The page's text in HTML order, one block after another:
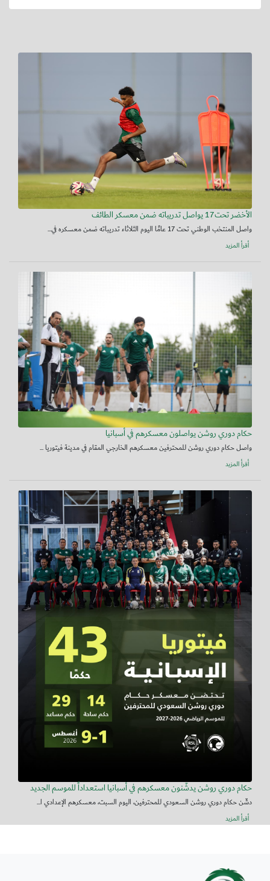
الأخضر تحت17 يواصل تدريباته ضمن معسكر الطائف
واصل المنتخب الوطني تحت 17 عامًا اليوم الثلاثاء تدريباته ضمن معسكره في...
أقرأ المزيد
حكام دوري روشن يواصلون معسكرهم في أسبانيا
واصل حكام دوري روشن للمحترفين معسكرهم الخارجي المقام في مدينة فيتوريا ...
أقرأ المزيد
حكام دوري روشن يدشّنون معسكرهم في أسبانيا استعداداً للموسم الجديد
دشّن حكام دوري روشن السعودي للمحترفين، اليوم السبت، معسكرهم الإعدادي ا...
أقرأ المزيد